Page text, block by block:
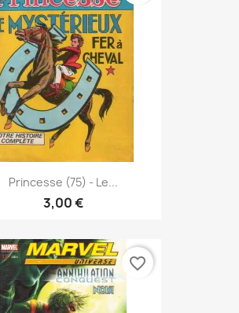
Princesse (75) - Le...
3,00 €
favorite_border